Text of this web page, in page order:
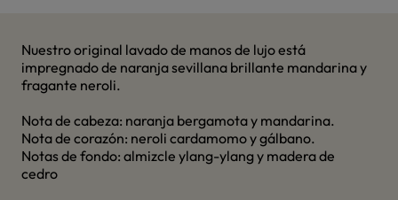
Nuestro original lavado de manos de lujo está
impregnado de naranja sevillana brillante mandarina y
fragante neroli.
Nota de cabeza: naranja bergamota y mandarina.
Nota de corazón: neroli cardamomo y gálbano.
Notas de fondo: almizcle ylang-ylang y madera de
cedro